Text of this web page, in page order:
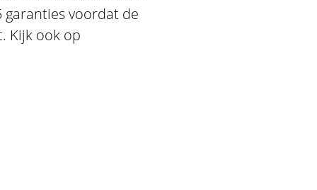
voordat de
Kijk ook op